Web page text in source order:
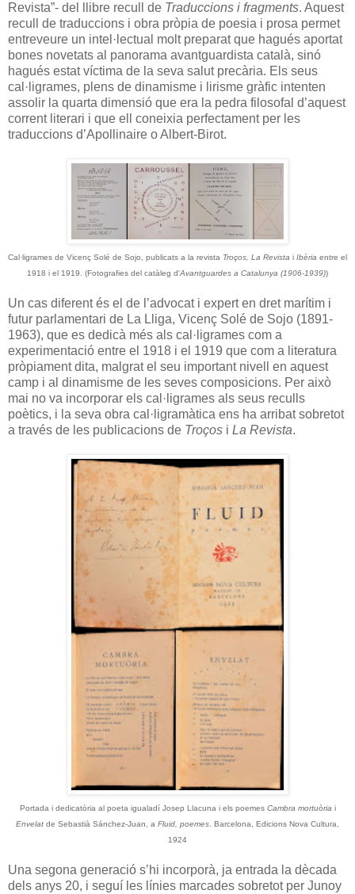
Revista”- del llibre recull de Traduccions i fragments. Aquest
recull de traduccions i obra pròpia de poesia i prosa permet
entreveure un intel·lectual molt preparat que hagués aportat
bones novetats al panorama avantguardista català, sinó
hagués estat víctima de la seva salut precària. Els seus
cal·ligrames, plens de dinamisme i lirisme gràfic intenten
assolir la quarta dimensió que era la pedra filosofal d’aquest
corrent literari i que ell coneixia perfectament per les
traduccions d’Apollinaire o Albert-Birot.
Cal·ligrames de Vicenç Solé de Sojo, publicats a la revista Troços, La Revista i Ibèria entre el
1918 i el 1919. (Fotografies del catàleg d'Avantguardes a Catalunya (1906-1939))
Un cas diferent és el de l’advocat i expert en dret marítim i
futur parlamentari de La Lliga, Vicenç Solé de Sojo (1891-
1963), que es dedicà més als cal·ligrames com a
experimentació entre el 1918 i el 1919 que com a literatura
pròpiament dita, malgrat el seu important nivell en aquest
camp i al dinamisme de les seves composicions. Per això
mai no va incorporar els cal·ligrames als seus reculls
poètics, i la seva obra cal·ligramàtica ens ha arribat sobretot
a través de les publicacions de Troços i La Revista.
Portada i dedicatòria al poeta igualadí Josep Llacuna i els poemes Cambra mortuòria i
Envelat de Sebastià Sánchez-Juan, a Fluid, poemes . Barcelona, Edicions Nova Cultura,
1924
Una segona generació s’hi incorporà, ja entrada la dècada
dels anys 20, i seguí les línies marcades sobretot per Junoy